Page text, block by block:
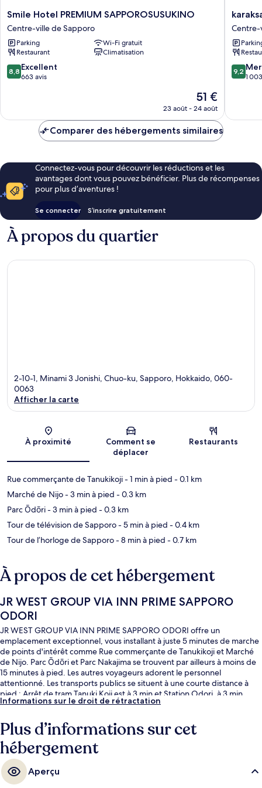
Smile
Hotel
PREMIUM
SAPPOROSUSUKINO
Centre-
ville
de
Smile Hotel PREMIUM SAPPOROSUSUKINO
Centre-ville de Sapporo
Parking
Wi-Fi gratuit
Restaurant
Climatisation
8.8
sur
8,8 Excellent
663 avis
Le
nouveau
est
de
51 €
23 août - 24 août
karaksa
hotel
Sapporo
Centre-
ville
de
Sapporo
Centre-
9.2
sur
9,2
1
Comparer des hébergements similaires
Connectez-vous pour découvrir les réductions et les
avantages dont vous pouvez bénéficier. Plus de récompenses
pour plus d’aventures !
Se connecter S’inscrire gratuitement
À propos du quartier
2-10-1, Minami 3 Jonishi, Chuo-ku, Sapporo, Hokkaido, 060-
0063
Afficher la carte
À proximité
Comment se
déplacer
Restaurants
Rue commerçante de Tanukikoji- 1 min à pied - 0.1 km
Marché de Nijo- 3 min à pied - 0.3 km
Parc Ōdōri- 3 min à pied - 0.3 km
Tour de télévision de Sapporo- 5 min à pied - 0.4 km
Tour de l’horloge de Sapporo- 8 min à pied - 0.7 km
À propos de cet hébergement
JR WEST GROUP VIA INN PRIME SAPPORO
ODORI
JR WEST GROUP VIA INN PRIME SAPPORO ODORI offre un
emplacement exceptionnel, vous installant à juste 5 minutes de marche
de points d'intérêt comme Rue commerçante de Tanukikoji et Marché
de Nijo. Parc Ōdōri et Parc Nakajima se trouvent par ailleurs à moins de
15 minutes à pied. Les autres voyageurs adorent le personnel
attentionné. Les transports publics se situent à une courte distance à
pied : Arrêt de tram Tanuki Koji est à 3 min et Station Odori, à 3 min.
Informations sur le droit de rétractation
Plus d’informations sur cet
hébergement
Aperçu